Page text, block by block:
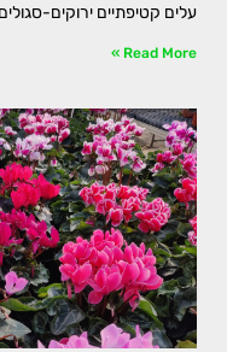
עלים קטיפתיים ירוקים-
Read More »